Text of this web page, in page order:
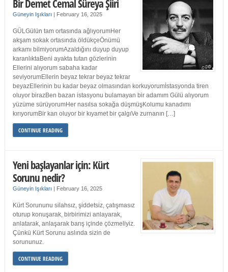
Bir Demet Cemal Süreya Şiiri
Güneyin Işıkları | February 16, 2025
GÜLGülün tam ortasında ağlıyorumHer
akşam sokak ortasında öldükçeÖnümü
arkamı bilmiyorumAzaldığını duyup duyup
karanlıktaBeni ayakta tutan gözlerinin
Ellerini alıyorum sabaha kadar
seviyorumEllerin beyaz tekrar beyaz tekrar
beyazEllerinin bu kadar beyaz olmasından korkuyorumİstasyonda tiren
oluyor birazBen bazan istasyonu bulamayan bir adamım Gülü alıyorum
yüzüme sürüyorumHer nasılsa sokağa düşmüşKolumu kanadımı
kırıyorumBir kan oluyor bir kıyamet bir çalgıVe zurnanın […]
CONTINUE READING
Yeni başlayanlar için: Kürt
Sorunu nedir?
Güneyin Işıkları | February 16, 2025
Kürt Sorununu silahsız, şiddetsiz, çatışmasız
oturup konuşarak, birbirimizi anlayarak,
anlatarak, anlaşarak barış içinde çözmeliyiz.
Çünkü Kürt Sorunu aslında sizin de
sorununuz.
CONTINUE READING